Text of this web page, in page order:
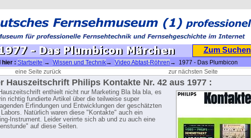
Zum Suchen
hier : Startseite → Wissen und Technik→ Video Abtast-Röhren → 1977 - Das Plumbicon
eine Seite zurück zur nächsten Seite
Hauszeitschrift Philips Kontakte Nr. 42 aus 1977 :
enthielt nicht nur Marketing Bla bla bla, es
richtig fundierte Artikel über die teilweise super
Erfindungen und Entwicklungen der geschätzten
Labors. Natürlich waren diese "Kontakte" auch ein
Instrument. Leider verirrte sich ab und zu auch eine
auf diese Seiten.